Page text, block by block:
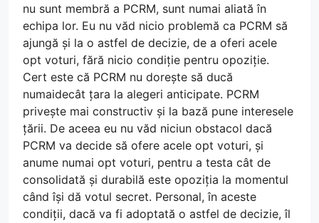
nu sunt membră a PCRM, sunt numai aliată în
echipa lor. Eu nu văd nicio problemă ca PCRM să
ajungă și la o astfel de decizie, de a oferi acele
opt voturi, fără nicio condiție pentru opoziție.
Cert este că PCRM nu dorește să ducă
numaidecât țara la alegeri anticipate. PCRM
privește mai constructiv și la bază pune interesele
țării. De aceea eu nu văd niciun obstacol dacă
PCRM va decide să ofere acele opt voturi, și
anume numai opt voturi, pentru a testa cât de
consolidată și durabilă este opoziția la momentul
când își dă votul secret. Personal, în aceste
condiții, dacă va fi adoptată o astfel de decizie, îl